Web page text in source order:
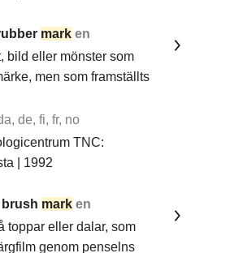
mark en
bild eller mönster som
men som framställts
de, fi, fr, no
TNC:
| 1992
brush mark en
toppar eller dalar, som
genom penselns